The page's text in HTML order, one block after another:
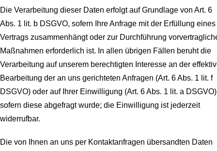
Die Verarbeitung dieser Daten erfolgt auf Grundlage von Art. 6
Abs. 1 lit. b DSGVO, sofern Ihre Anfrage mit der Erfüllung eines
Vertrags zusammenhängt oder zur Durchführung
Maßnahmen erforderlich ist. In allen übrigen Fällen beruht die
Verarbeitung auf unserem berechtigten Interesse an der
Bearbeitung der an uns gerichteten Anfragen (Art. 6 Abs. 1 lit. f
DSGVO) oder auf Ihrer Einwilligung (Art. 6 Abs. 1 lit. a DSGVO)
sofern diese abgefragt wurde; die Einwilligung ist jederzeit
widerrufbar.
Die von Ihnen an uns per Kontaktanfragen übersandten Daten